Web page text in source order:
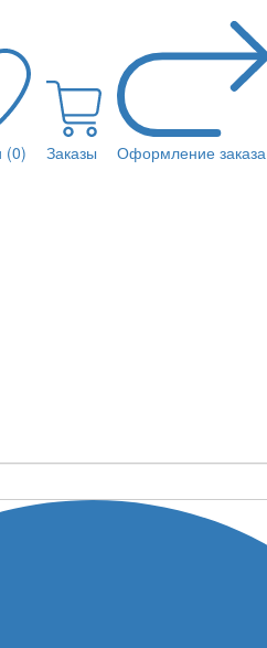
(0) Заказы
Оформление заказа